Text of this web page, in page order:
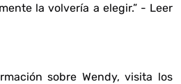
la volvería a elegir.” - Leer
sobre Wendy, visita los